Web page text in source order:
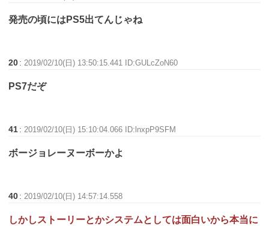
発売の頃にはPS5出てんじゃね
20 :2019/02/10(日) 13:50:15.441 ID:GULcZoN60
PS7だぞ
41 :2019/02/10(日) 15:10:04.066 ID:lnxpP9SFM
ボージョレーヌーボーかよ
40 :2019/02/10(日) 14:57:14.558
しかしストーリーとかシステムとしては面白いから本当に